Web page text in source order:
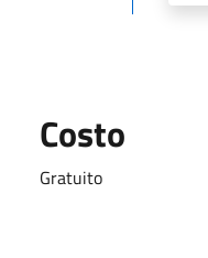
Costo
Gratuito